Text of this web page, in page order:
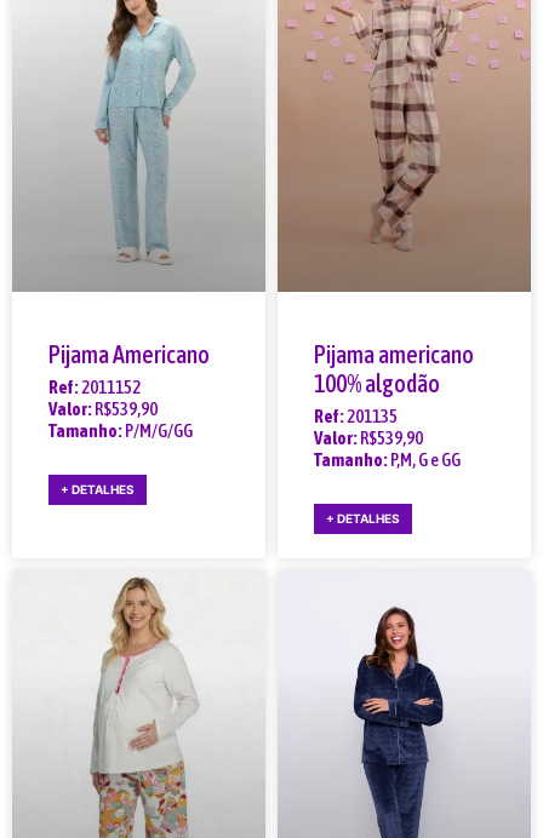
Pijama Americano
Ref:2011152
Valor:R$539,90
Tamanho:P/M/G/GG
+ DETALHES
Pijama americano
100% algodão
Ref:201135
Valor:R$539,90
Tamanho:P,M, G e GG
+ DETALHES